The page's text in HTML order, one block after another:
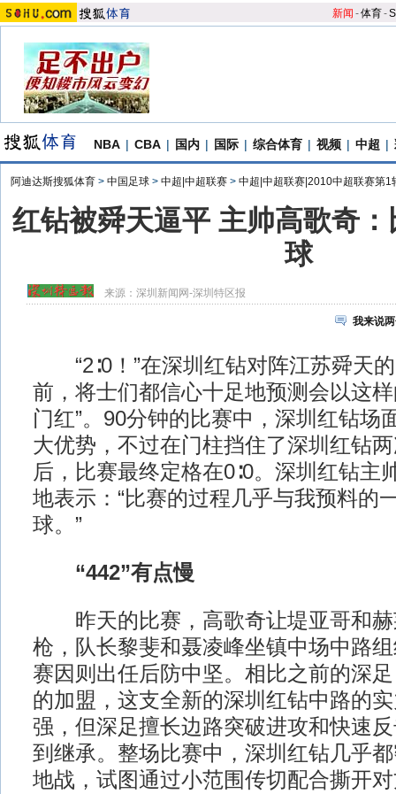
新闻 -体育-S
NBA | CBA | 国内 | 国际 | 综合体育 | 视频 | 中超 |
阿迪达斯搜狐体育 > 中国足球 > 中超|中超联赛 > 中超|中超联赛|2010中超联赛第1
红钻被舜天逼平 主帅高歌奇
球
来源： 深圳新闻网-深圳特区报
我来说
“2∶0！”在深圳红钻对阵江苏舜天
前，将士们都信心十足地预测会以这
门红”。90分钟的比赛中，深圳红钻场
大优势，不过在门柱挡住了深圳红钻
后，比赛最终定格在0∶0。深圳红钻主
地表示：“比赛的过程几乎与我预料的
球。”
“442”有点慢
昨天的比赛，高歌奇让堤亚哥和赫
枪，队长黎斐和聂凌峰坐镇中场中路
赛因则出任后防中坚。相比之前的深
的加盟，这支全新的深圳红钻中路的
强，但深足擅长边路突破进攻和快速
到继承。整场比赛中，深圳红钻几乎
地战，试图通过小范围传切配合撕开